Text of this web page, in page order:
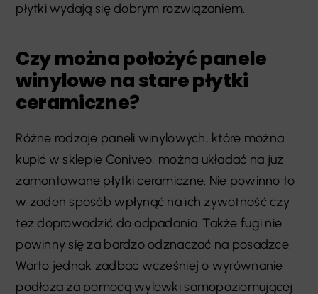
płytki wydają się dobrym rozwiązaniem.
Czy można położyć panele
winylowe na stare płytki
ceramiczne?
Różne rodzaje paneli winylowych, które można
kupić w sklepie Coniveo, można układać na już
zamontowane płytki ceramiczne. Nie powinno to
w żaden sposób wpłynąć na ich żywotność czy
też doprowadzić do odpadania. Także fugi nie
powinny się za bardzo odznaczać na posadzce.
Warto jednak zadbać wcześniej o wyrównanie
podłoża za pomocą wylewki samopoziomującej